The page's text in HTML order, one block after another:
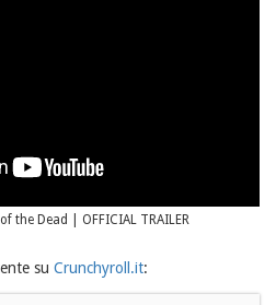
the Dead | OFFICIAL TRAILER
su Crunchyroll.it: